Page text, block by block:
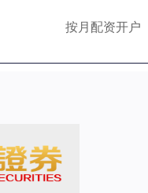
按月配资开户